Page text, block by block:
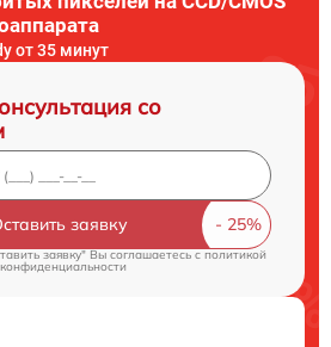
от 35 минут
со
заявку
заявку" Вы соглашаетесь c политикой
конфиденциальности